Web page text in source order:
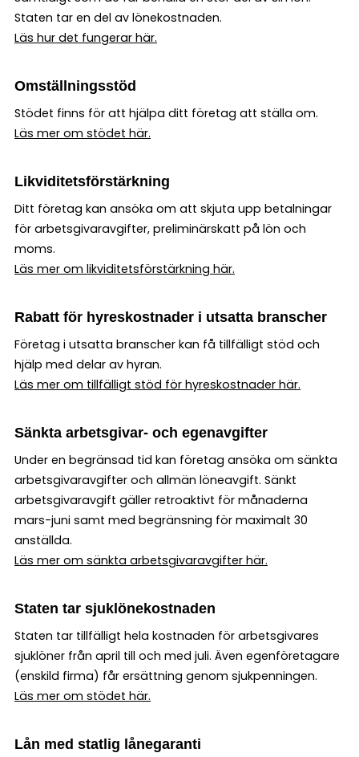
Staten tar en del av lönekostnaden.
Läs hur det fungerar här.
Omställningsstöd
Stödet finns för att hjälpa ditt företag att ställa om.
Läs mer om stödet här.
Likviditetsförstärkning
Ditt företag kan ansöka om att skjuta upp betalningar
för arbetsgivaravgifter, preliminärskatt på lön och
moms.
Läs mer om likviditetsförstärkning här.
Rabatt för hyreskostnader i utsatta branscher
Företag i utsatta branscher kan få tillfälligt stöd och
hjälp med delar av hyran.
Läs mer om tillfälligt stöd för hyreskostnader här.
Sänkta arbetsgivar- och egenavgifter
Under en begränsad tid kan företag ansöka om sänkta
arbetsgivaravgifter och allmän löneavgift. Sänkt
arbetsgivaravgift gäller retroaktivt för månaderna
mars-juni samt med begränsning för maximalt 30
anställda.
Läs mer om sänkta arbetsgivaravgifter här.
Staten tar sjuklönekostnaden
Staten tar tillfälligt hela kostnaden för arbetsgivares
sjuklöner från april till och med juli. Även egenföretagare
(enskild firma) får ersättning genom sjukpenningen.
Läs mer om stödet här.
Lån med statlig lånegaranti